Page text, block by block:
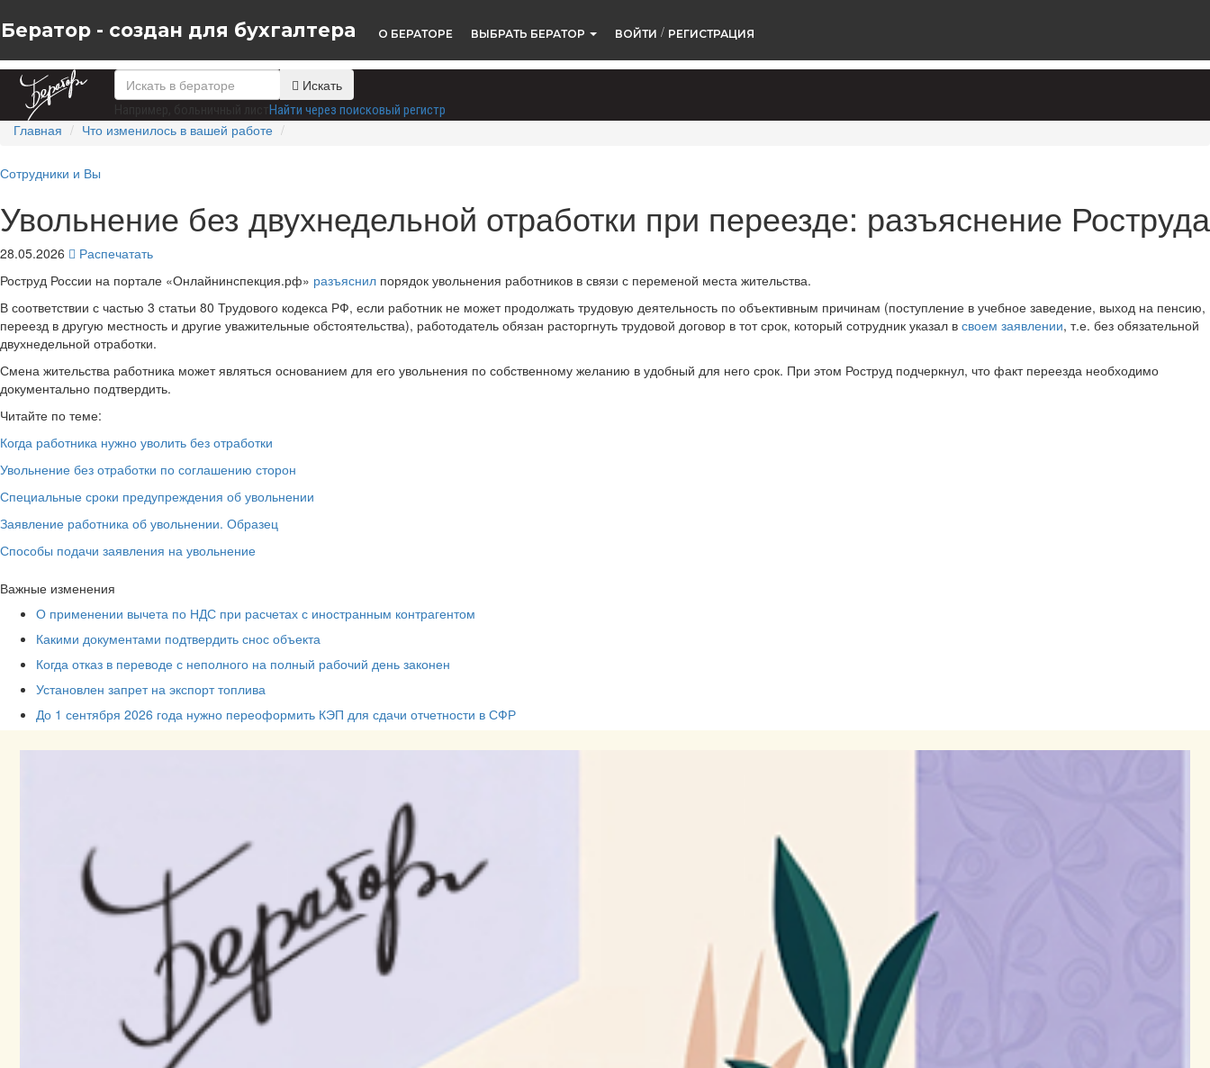
Бератор - создан для бухгалтера О БЕРАТОРЕ ВЫБРАТЬ БЕРАТОР ВОЙТИ / РЕГИСТРАЦИЯ
Искать
Найти через поисковый регистр
Главная Что изменилось в вашей работе
Сотрудники и Вы
Увольнение без двухнедельной отработки при переезде: разъяснение Роструда
28.05.2026
Распечатать
Роструд России на портале «Онлайнинспекция.рф» разъяснил порядок увольнения работников в связи с переменой места жительства.
В соответствии с частью 3 статьи 80 Трудового кодекса РФ, если работник не может продолжать трудовую деятельность по объективным причинам (поступление в учебное заведение, выход на пенсию,
переезд в другую местность и другие уважительные обстоятельства), работодатель обязан расторгнуть трудовой договор в тот срок, который сотрудник указал в своем заявлении, т.е. без обязательной
двухнедельной отработки.
Смена жительства работника может являться основанием для его увольнения по собственному желанию в удобный для него срок. При этом Роструд подчеркнул, что факт переезда необходимо
документально подтвердить.
Читайте по теме:
Когда работника нужно уволить без отработки
Увольнение без отработки по соглашению сторон
Специальные сроки предупреждения об увольнении
Заявление работника об увольнении. Образец
Способы подачи заявления на увольнение
Важные изменения
О применении вычета по НДС при расчетах с иностранным контрагентом
Какими документами подтвердить снос объекта
Когда отказ в переводе с неполного на полный рабочий день законен
Установлен запрет на экспорт топлива
До 1 сентября 2026 года нужно переоформить КЭП для сдачи отчетности в СФР